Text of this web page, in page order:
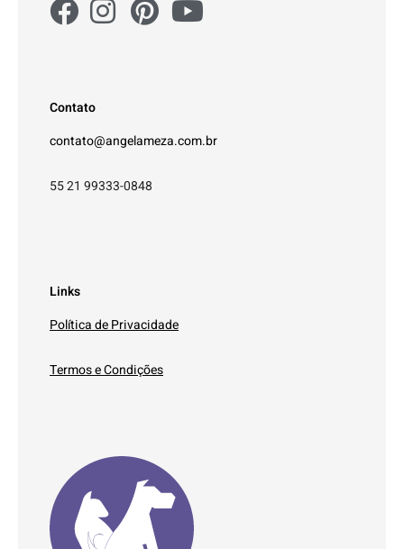
Contato
contato@angelameza.com.br
55 21 99333-0848
Links
Política de Privacidade
Termos e Condições